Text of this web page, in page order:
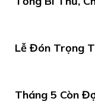
Lễ Đón Trọng
Tháng 5 Còn